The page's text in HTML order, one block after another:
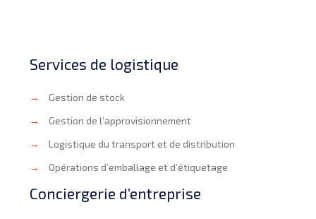
Services de logistique
→
Gestion de stock
→
Gestion de l’approvisionnement
→
Logistique du transport et de distribution
→
Opérations d’emballage et d’étiquetage
Conciergerie d’entreprise